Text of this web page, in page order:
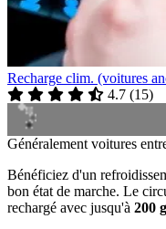
Recharge clim. (voitures
4.7 (15)
Généralement voitures
Bénéficiez d'un
bon état de marche. Le
rechargé avec jusqu'à 200 g